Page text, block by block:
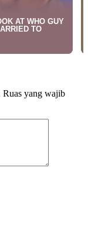
Ruas yang wajib